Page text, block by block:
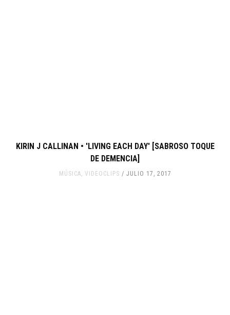
KIRIN J CALLINAN • 'LIVING EACH DAY' [SABROSO TOQUE
DE DEMENCIA]
MÚSICA, VIDEOCLIPS JULIO 17, 2017